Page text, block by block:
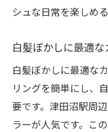
シュな日常を楽しめる
白髪ぼかしに最適
白髪ぼかしに最適な
リングを簡単にし、
要です。津田沼駅周
ラーが人気です。こ